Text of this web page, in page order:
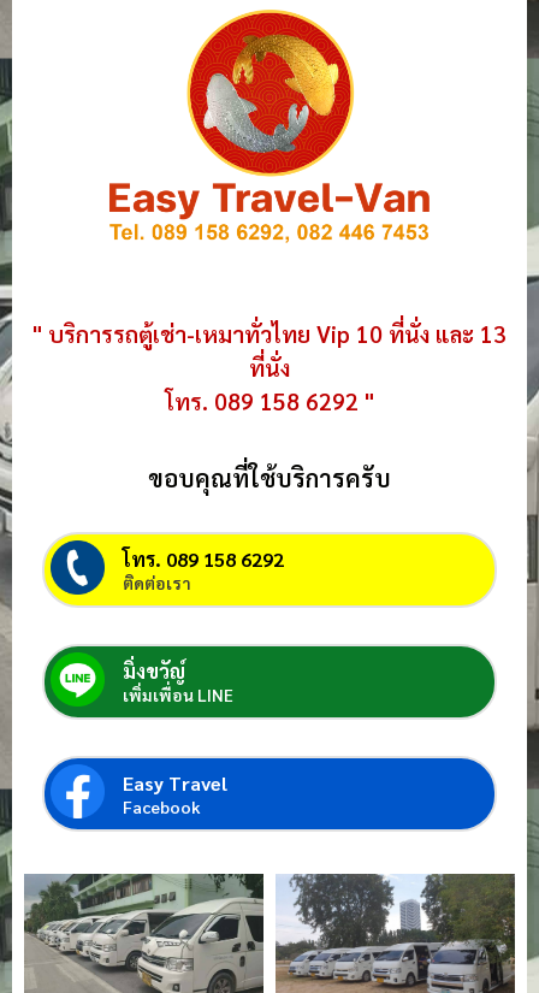
" บริการรถตู้เช่า-เหมาทั่วไทย Vip 10 ที่นั่ง และ 13
ที่นั่ง
โทร. 089 158 6292 "
ขอบคุณที่ใช้บริการครับ
โทร. 089 158 6292
ติดต่อเรา
มิ่งขวัญ์
เพิ่มเพื่อน LINE
Easy Travel
Facebook